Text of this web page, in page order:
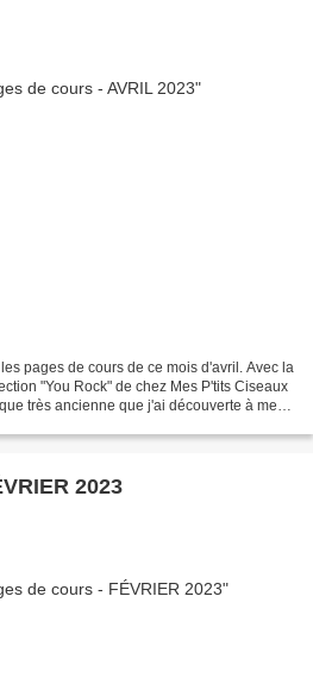
pages de cours de ce mois d'avril. Avec la
"You Rock" de chez Mes P'tits Ciseaux
très ancienne que j'ai découverte à mes
2023